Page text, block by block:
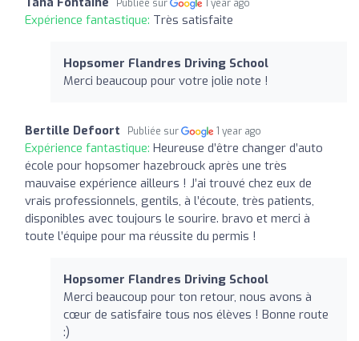
Publiée sur 1 year ago
Expérience fantastique: Très satisfaite
Hopsomer Flandres Driving School
Merci beaucoup pour votre jolie note !
Bertille Defoort Publiée sur 1 year ago
Expérience fantastique: Heureuse d’être changer d’auto
école pour hopsomer hazebrouck après une très
mauvaise expérience ailleurs ! J’ai trouvé chez eux de
vrais professionnels, gentils, à l’écoute, très patients,
disponibles avec toujours le sourire. bravo et merci à
toute l’équipe pour ma réussite du permis !
Hopsomer Flandres Driving School
Merci beaucoup pour ton retour, nous avons à
cœur de satisfaire tous nos élèves ! Bonne route
:)